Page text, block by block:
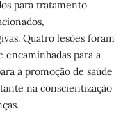
para tratamento
Quatro lesões foram
encaminhadas para a
a promoção de saúde
na conscientização